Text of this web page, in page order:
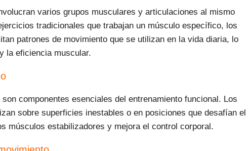
varios grupos musculares y articulaciones al mismo
tradicionales que trabajan un músculo específico, los
patrones de movimiento que se utilizan en la vida diaria, lo
la eficiencia muscular.
componentes esenciales del entrenamiento funcional. Los
sobre superficies inestables o en posiciones que desafían el
músculos estabilizadores y mejora el control corporal.